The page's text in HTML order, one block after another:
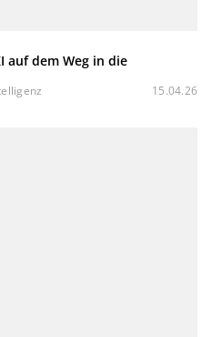
auf dem Weg in die
15.04.26